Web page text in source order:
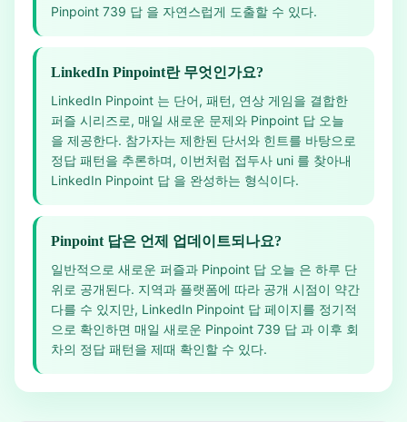
Pinpoint 739 답 을 자연스럽게 도출할 수 있다.
LinkedIn Pinpoint란 무엇인가요?
LinkedIn Pinpoint 는 단어, 패턴, 연상 게임을 결합한
퍼즐 시리즈로, 매일 새로운 문제와 Pinpoint 답 오늘
을 제공한다. 참가자는 제한된 단서와 힌트를 바탕으로
정답 패턴을 추론하며, 이번처럼 접두사 uni 를 찾아내
LinkedIn Pinpoint 답 을 완성하는 형식이다.
Pinpoint 답은 언제 업데이트되나요?
일반적으로 새로운 퍼즐과 Pinpoint 답 오늘 은 하루 단
위로 공개된다. 지역과 플랫폼에 따라 공개 시점이 약간
다를 수 있지만, LinkedIn Pinpoint 답 페이지를 정기적
으로 확인하면 매일 새로운 Pinpoint 739 답 과 이후 회
차의 정답 패턴을 제때 확인할 수 있다.